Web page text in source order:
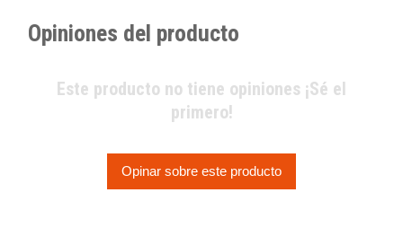
Opiniones del producto
Este producto no tiene opiniones ¡Sé el
primero!
Opinar sobre este producto